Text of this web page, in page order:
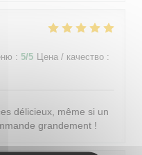
: 5/5 Цена / качество :
délicieux, même si un
grandement !